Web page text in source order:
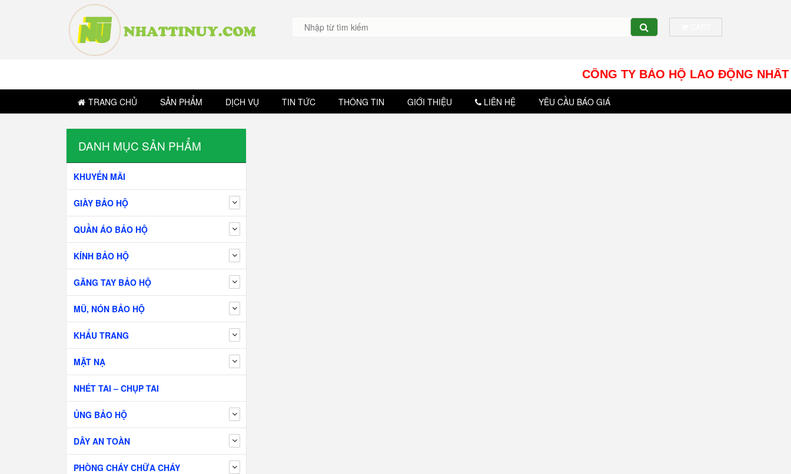
CÔNG TY BẢO HỘ LAO ĐỘNG NHÂT
TRANG CHỦ SẢN PHẨM DỊCH VỤ TIN TỨC THÔNG TIN GIỚI THIỆU LIÊN HỆ YÊU CẦU BÁO GIÁ
DANH MỤC SẢN PHẨM
KHUYẾN MÃI
GIÀY BẢO HỘ
QUẦN ÁO BẢO HỘ
KÍNH BẢO HỘ
GĂNG TAY BẢO HỘ
MŨ, NÓN BẢO HỘ
KHẨU TRANG
MẶT NẠ
NHÉT TAI – CHỤP TAI
ỦNG BẢO HỘ
DÂY AN TOÀN
PHÒNG CHÁY CHỮA CHÁY